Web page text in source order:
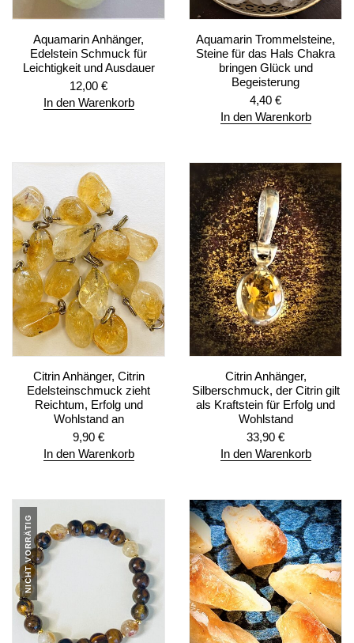
Aquamarin Anhänger,
Edelstein Schmuck für
Leichtigkeit und Ausdauer
12,00 €
In den Warenkorb
Aquamarin Trommelsteine,
Steine für das Hals Chakra
bringen Glück und
Begeisterung
4,40 €
In den Warenkorb
Citrin Anhänger, Citrin
Edelsteinschmuck zieht
Reichtum, Erfolg und
Wohlstand an
9,90 €
In den Warenkorb
Citrin Anhänger,
Silberschmuck, der Citrin gilt
als Kraftstein für Erfolg und
Wohlstand
33,90 €
In den Warenkorb
NICHT VORRÄTIG